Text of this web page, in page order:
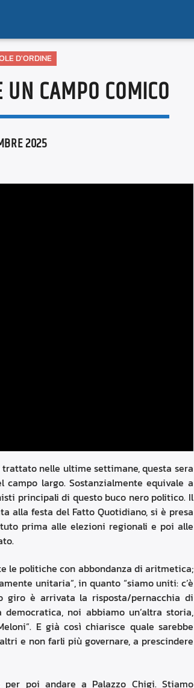
D'ORDINE
CAMPO COMICO
2025
nelle ultime settimane, questa sera
largo. Sostanzialmente equivale a
principali di questo buco nero politico. Il
alla festa del Fatto Quotidiano, si è presa
prima alle elezioni regionali e poi alle
le politiche con abbondanza di aritmetica;
unitaria”, in quanto “siamo uniti: c’è
giro è arrivata la risposta/pernacchia di
noi abbiamo un’altra storia,
E già così chiarisce quale sarebbe
e non farli più governare, a prescindere
poi andare a Palazzo Chigi. Stiamo